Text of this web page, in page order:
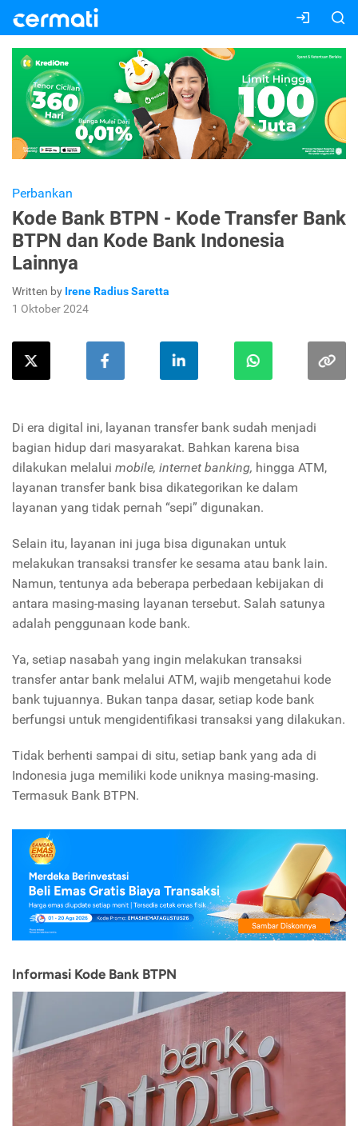
Perbankan
Kode Bank BTPN - Kode Transfer Bank
BTPN dan Kode Bank Indonesia
Lainnya
Written by Irene Radius Saretta
1 Oktober 2024
Di era digital ini, layanan transfer bank sudah menjadi
bagian hidup dari masyarakat. Bahkan karena bisa
dilakukan melalui mobile, internet banking, hingga ATM,
layanan transfer bank bisa dikategorikan ke dalam
layanan yang tidak pernah “sepi” digunakan.
Selain itu, layanan ini juga bisa digunakan untuk
melakukan transaksi transfer ke sesama atau bank lain.
Namun, tentunya ada beberapa perbedaan kebijakan di
antara masing-masing layanan tersebut. Salah satunya
adalah penggunaan kode bank.
Ya, setiap nasabah yang ingin melakukan transaksi
transfer antar bank melalui ATM, wajib mengetahui kode
bank tujuannya. Bukan tanpa dasar, setiap kode bank
berfungsi untuk mengidentifikasi transaksi yang dilakukan.
Tidak berhenti sampai di situ, setiap bank yang ada di
Indonesia juga memiliki kode uniknya masing-masing.
Termasuk Bank BTPN.
Informasi Kode Bank BTPN